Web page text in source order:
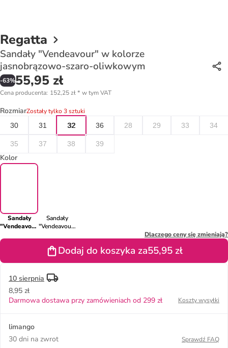
Regatta
Sandały "Vendeavour" w kolorze
jasnobrązowo-szaro-oliwkowym
-63%55,95 zł
Cena producenta: 152,25 zł* w tym VAT
RozmiarZostały tylko 3 sztuki
30
31 32 36 28 29 33 34
35 37 38 39
Kolor
Sandały
"Vendeavour"
jasnobrązowo-
Sandały
"Vendeavour"
Dlaczego ceny się zmieniają?
Dodaj do koszyka za55,95 zł
10 sierpnia
8,95 zł
Darmowa dostawa przy zamówieniach od 299 zł
Koszty wysyłki
limango
30 dni na zwrot
Sprawdź FAQ